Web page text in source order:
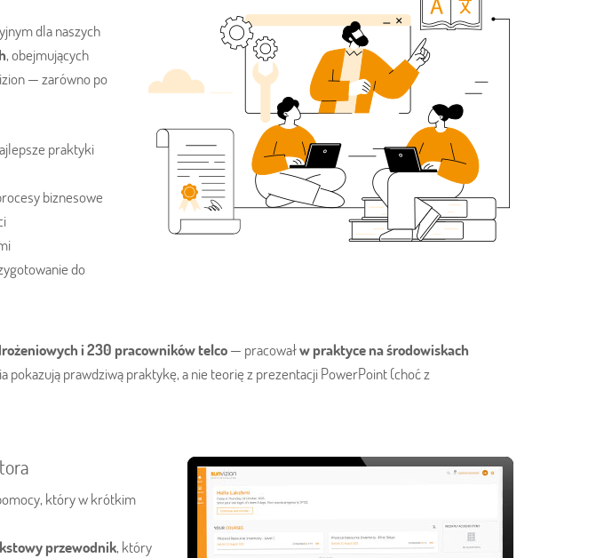
dla naszych
, obejmujących
— zarówno po
praktyki
biznesowe
do
i 230 pracowników telco— pracowałw praktyce na środowiskach
pokazują prawdziwą praktykę, a nie teorię z prezentacji PowerPoint (choć z
który w krótkim
przewodnik, który